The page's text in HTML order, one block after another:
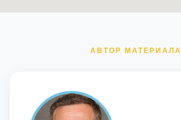
АВТОР МАТЕРИАЛА